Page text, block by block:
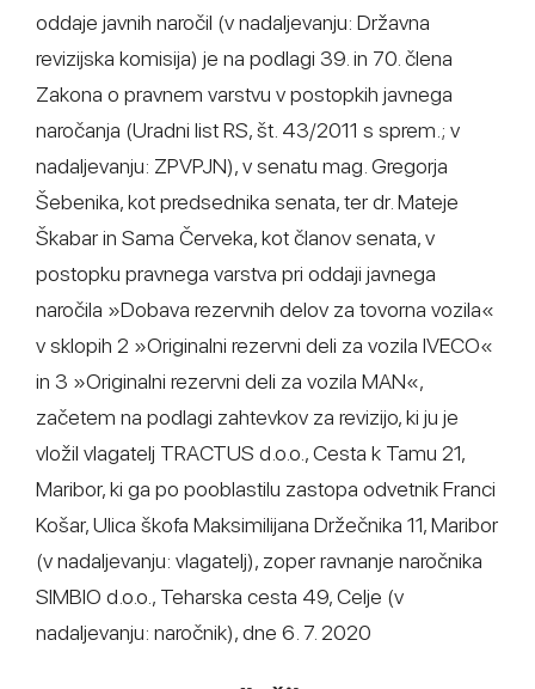
oddaje javnih naročil (v nadaljevanju: Državna
revizijska komisija) je na podlagi 39. in 70. člena
Zakona o pravnem varstvu v postopkih javnega
naročanja (Uradni list RS, št. 43/2011 s sprem.; v
nadaljevanju: ZPVPJN), v senatu mag. Gregorja
Šebenika, kot predsednika senata, ter dr. Mateje
Škabar in Sama Červeka, kot članov senata, v
postopku pravnega varstva pri oddaji javnega
naročila »Dobava rezervnih delov za tovorna vozila«
v sklopih 2 »Originalni rezervni deli za vozila IVECO«
in 3 »Originalni rezervni deli za vozila MAN«,
začetem na podlagi zahtevkov za revizijo, ki ju je
vložil vlagatelj TRACTUS d.o.o., Cesta k Tamu 21,
Maribor, ki ga po pooblastilu zastopa odvetnik Franci
Košar, Ulica škofa Maksimilijana Držečnika 11, Maribor
(v nadaljevanju: vlagatelj), zoper ravnanje naročnika
SIMBIO d.o.o., Teharska cesta 49, Celje (v
nadaljevanju: naročnik), dne 6. 7. 2020